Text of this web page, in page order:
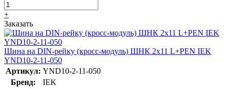
+
Заказать
Шина на DIN-рейку (кросс-модуль) ШНК 2х11 L+PEN IEK
YND10-2-11-050
Артикул: YND10-2-11-050
Бренд:
IEK